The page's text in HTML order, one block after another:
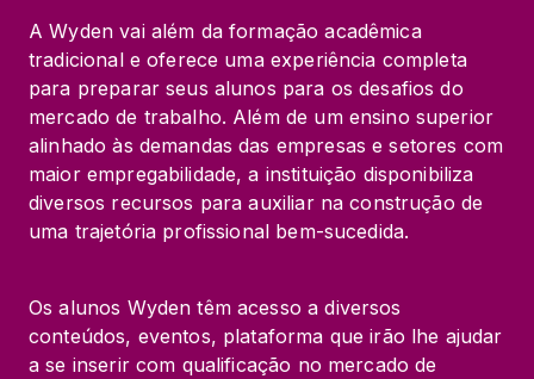
A Wyden vai além da formação acadêmica
tradicional e oferece uma experiência completa
para preparar seus alunos para os desafios do
mercado de trabalho. Além de um ensino superior
alinhado às demandas das empresas e setores com
maior empregabilidade, a instituição disponibiliza
diversos recursos para auxiliar na construção de
uma trajetória profissional bem-sucedida.
Os alunos Wyden têm acesso a diversos
conteúdos, eventos, plataforma que irão lhe ajudar
a se inserir com qualificação no mercado de